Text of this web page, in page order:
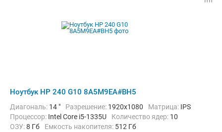
Ноутбук HP 240 G10 8A5M9EA#BH5
Диагональ: 14 " Разрешение: 1920x1080 Матрица: IPS
Процессор: Intel Core i5-1335U Количество ядер: 10
ОЗУ:8 Гб Емкость накопителя: 512 Гб